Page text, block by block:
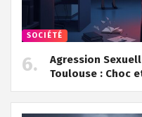
SOCIÉTÉ
Agression
Toulouse : Choc